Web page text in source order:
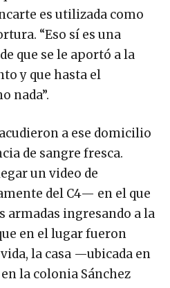
es utilizada como
“Eso sí es una
que se le aportó a la
y que hasta el
nada”.
a ese domicilio
de sangre fresca.
un video de
del C4— en el que
armadas ingresando a la
en el lugar fueron
la casa —ubicada en
la colonia Sánchez